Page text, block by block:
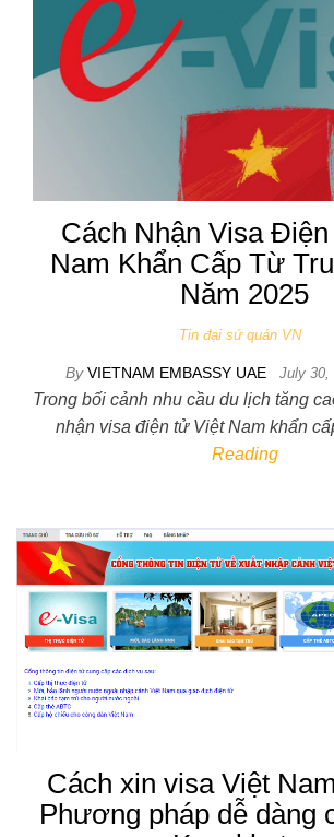
Cách Nhận Visa
Nam Khẩn Cấp Từ
Năm 2025
Tin đại sứ quán VN
By VIETNAM EMBASSY UAE July 30,
Trong bối cảnh nhu cầu du lịch tăng
nhận visa điện tử Việt Nam khẩn
Reading
Cách xin visa Việt
Phương pháp dễ dàng